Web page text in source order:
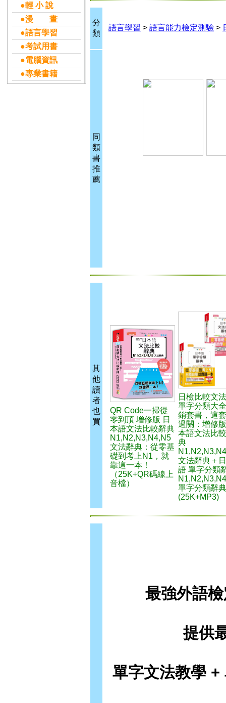
●輕 小 說
●漫 畫
●語言學習
●考試用書
●電腦資訊
●專業書籍
分
類
語言學習 > 語言能力檢定測驗 >
同
類
書
推
薦
其
他
讀
者
也
買
QR Code一掃從
零到頂 增修版 日
本語文法比較辭典
N1,N2,N3,N4,N5
文法辭典：從零基
礎到考上N1，就
靠這一本！
（25K+QR碼線上
音檔）
日檢比較文
單字分類大
銷套書，這
過關：增修
本語文法比
典
文法辭典＋
語 單字分類
單字分類辭典
(25K+MP3)
最強外語
提供
單字文法教學 +